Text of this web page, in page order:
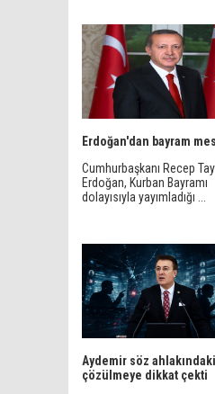
Erdoğan'dan bayram
Cumhurbaşkanı Recep
Erdoğan, Kurban Bayramı
dolayısıyla yayımladığı ...
Aydemir söz ahlakındaki
çözülmeye dikkat çekti